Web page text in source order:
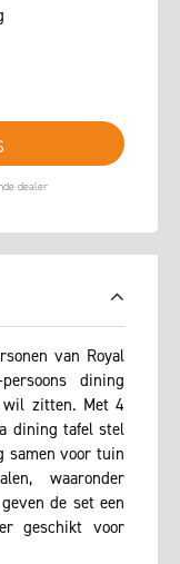
van Royal
dining
zitten. Met 4
dining tafel stel
samen voor tuin
waaronder
de set een
geschikt voor